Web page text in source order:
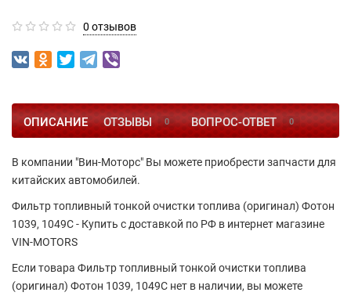
0 отзывов
ОПИСАНИЕ ОТЗЫВЫ 0 ВОПРОС-ОТВЕТ 0
В компании "Вин-Моторс" Вы можете приобрести запчасти для
китайских автомобилей.
Фильтр топливный тонкой очистки топлива (оригинал) Фотон
1039, 1049С - Купить с доставкой по РФ в интернет магазине
VIN-MOTORS
Если товара Фильтр топливный тонкой очистки топлива
(оригинал) Фотон 1039, 1049С нет в наличии, вы можете